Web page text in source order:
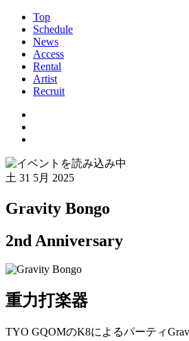
Top
Schedule
News
Access
Rental
Artist
Recruit
土 31 5月 2025
Gravity Bongo
2nd Anniversary
重力打楽器
TYO GQOMのK8によるパーティ